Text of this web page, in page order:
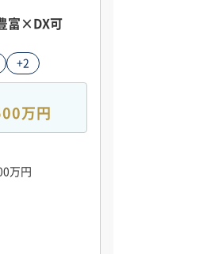
富×DX可
+2
万円
万円